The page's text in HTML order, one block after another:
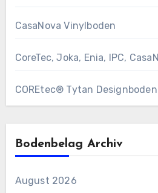
CasaNova Vinylboden
CoreTec, Joka, Enia, IPC,
COREtec® Tytan
Bodenbelag Archiv
August 2026